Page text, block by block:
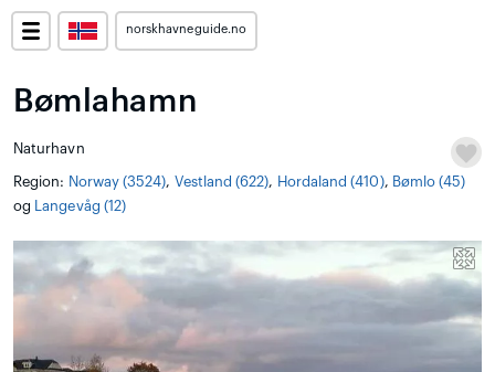
norskhavneguide.no
Bømlahamn
Naturhavn
Region: Norway (3524), Vestland (622), Hordaland (410), Bømlo (45)
og
Langevåg (12)